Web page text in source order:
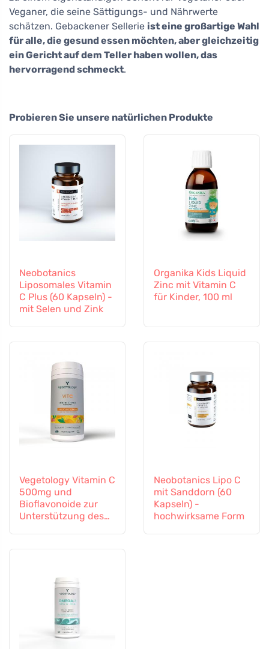
Veganer, die seine Sättigungs- und Nährwerte
schätzen. Gebackener Sellerie ist eine großartige Wahl
für alle, die gesund essen möchten, aber gleichzeitig
ein Gericht auf dem Teller haben wollen, das
hervorragend schmeckt.
Probieren Sie unsere natürlichen Produkte
Neobotanics
Liposomales Vitamin
C Plus (60 Kapseln) -
mit Selen und Zink
Organika Kids Liquid
Zinc mit Vitamin C
für Kinder, 100 ml
Vegetology Vitamin C
500mg und
Bioflavonoide zur
Unterstützung des
Neobotanics Lipo C
mit Sanddorn (60
Kapseln) -
hochwirksame Form